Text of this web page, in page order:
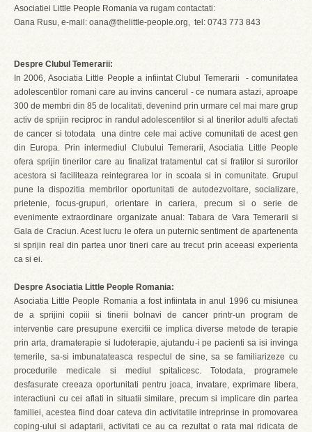
Asociatiei Little People Romania va rugam contactati:
Oana Rusu, e-mail: oana@thelittle-people.org, tel: 0743 773 843
Despre Clubul Temerarii:
In 2006, Asociatia Little People a infiintat Clubul Temerarii - comunitatea
adolescentilor romani care au invins cancerul - ce numara astazi, aproape
300 de membri din 85 de localitati, devenind prin urmare cel mai mare grup
activ de sprijin reciproc in randul adolescentilor si al tinerilor adulti afectati
de cancer si totodata una dintre cele mai active comunitati de acest gen
din Europa. Prin intermediul Clubului Temerarii, Asociatia Little People
ofera sprijin tinerilor care au finalizat tratamentul cat si fratilor si surorilor
acestora si faciliteaza reintegrarea lor in scoala si in comunitate. Grupul
pune la dispozitia membrilor oportunitati de autodezvoltare, socializare,
prietenie, focus-grupuri, orientare in cariera, precum si o serie de
evenimente extraordinare organizate anual: Tabara de Vara Temerarii si
Gala de Craciun. Acest lucru le ofera un puternic sentiment de apartenenta
si sprijin real din partea unor tineri care au trecut prin aceeasi experienta
ca si ei.
Despre Asociatia Little People Romania:
Asociatia Little People Romania a fost infiintata in anul 1996 cu misiunea
de a sprijini copiii si tinerii bolnavi de cancer printr-un program de
interventie care presupune exercitii ce implica diverse metode de terapie
prin arta, dramaterapie si ludoterapie, ajutandu-i pe pacienti sa isi invinga
temerile, sa-si imbunatateasca respectul de sine, sa se familiarizeze cu
procedurile medicale si mediul spitalicesc. Totodata, programele
desfasurate creeaza oportunitati pentru joaca, invatare, exprimare libera,
interactiuni cu cei aflati in situatii similare, precum si implicare din partea
familiei, acestea fiind doar cateva din activitatile intreprinse in promovarea
coping-ului si adaptarii, activitati ce au ca rezultat o rata mai ridicata de